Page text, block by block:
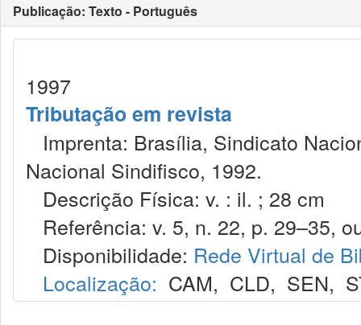
Publicação: Texto - Português
1997
Tributação em revista
Imprenta: Brasília, Sindicato
Nacional Sindifisco, 1992.
Descrição Física: v. : il. ; 28 cm
Referência: v. 5, n. 22, p. 29–35,
Disponibilidade: Rede Virtual de
Localização: CAM, CLD, SEN,